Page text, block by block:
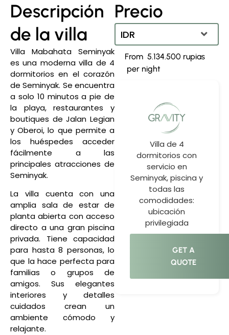
Descripción
de la villa
Villa Mabahata Seminyak
es una moderna villa de 4
dormitorios en el corazón
de Seminyak. Se encuentra
a solo 10 minutos a pie de
la playa, restaurantes y
boutiques de Jalan Legian
y Oberoi, lo que permite a
los huéspedes acceder
fácilmente a las
principales atracciones de
Seminyak.
La villa cuenta con una
amplia sala de estar de
planta abierta con acceso
directo a una gran piscina
privada. Tiene capacidad
para hasta 8 personas, lo
que la hace perfecta para
familias o grupos de
amigos. Sus elegantes
interiores y detalles
cuidados crean un
ambiente cómodo y
relajante.
Precio
IDR
IDR
5.134.500 rupias
Villa de 4
dormitorios con
servicio en
Seminyak, piscina y
todas las
comodidades:
ubicación
privilegiada
GET A
QUOTE